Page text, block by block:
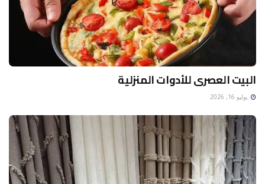
البيت العصرى للأدوات المنزلية
يوليو 16, 2026